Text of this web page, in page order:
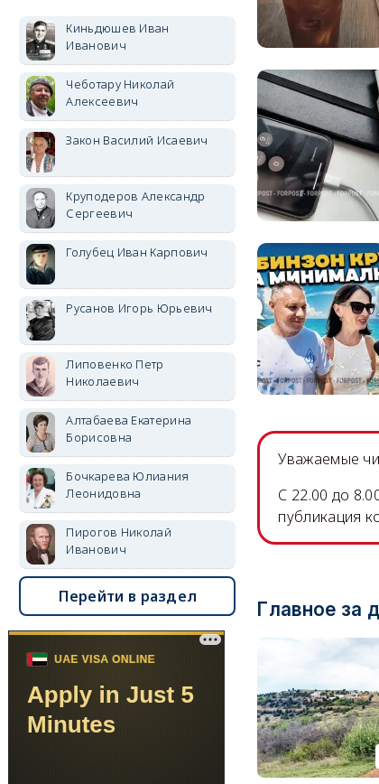
Уважаемые
C 22.00 до
публикация
Главное за
Киньдюшев Иван
Иванович
Чеботару Николай
Алексеевич
Закон Василий Исаевич
Круподеров Александр
Сергеевич
Голубец Иван Карпович
Русанов Игорь Юрьевич
Липовенко Петр
Николаевич
Алтабаева Екатерина
Борисовна
Бочкарева Юлиания
Леонидовна
Пирогов Николай
Иванович
Перейти в раздел